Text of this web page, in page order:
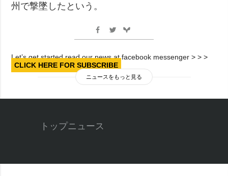
州で撃墜したという。
Let’s get started read our news at facebook messenger > > >
CLICK HERE FOR SUBSCRIBE
ニュースをもっと見る
トップニュース